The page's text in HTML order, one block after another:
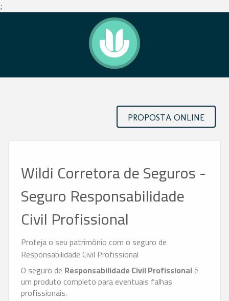
;
PROPOSTA ONLINE
Wildi Corretora de Seguros -
Seguro Responsabilidade
Civil Profissional
Proteja o seu patrimônio com o seguro de
Responsabilidade Civil Profissional
O seguro de Responsabilidade Civil Profissional é
um produto completo para eventuais falhas
profissionais.